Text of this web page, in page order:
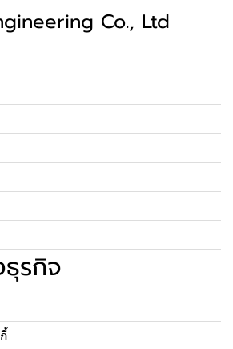
Co., Ltd
รกิจ